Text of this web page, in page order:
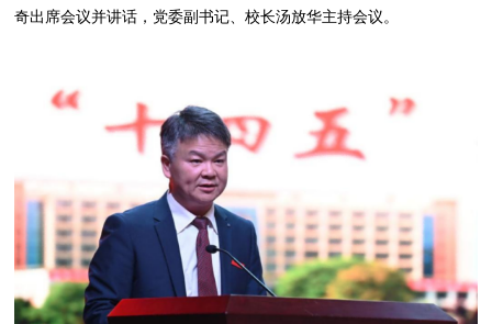
奇出席会议并讲话，党委副书记、校长汤放华主持会议。